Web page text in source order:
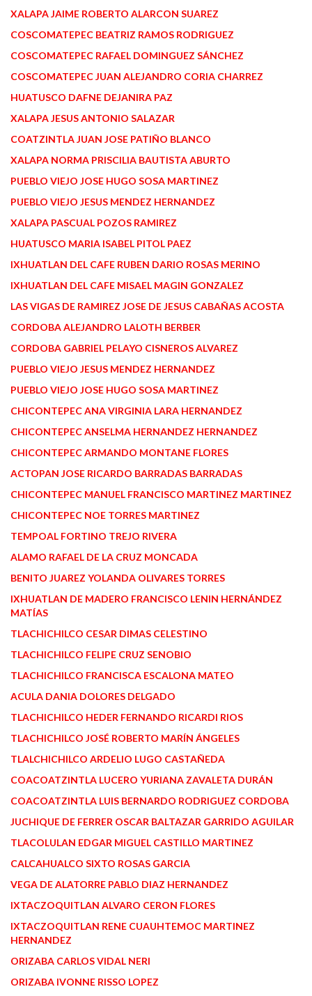
XALAPA JAIME ROBERTO ALARCON SUAREZ
COSCOMATEPEC BEATRIZ RAMOS RODRIGUEZ
COSCOMATEPEC RAFAEL DOMINGUEZ SÁNCHEZ
COSCOMATEPEC JUAN ALEJANDRO CORIA CHARREZ
HUATUSCO DAFNE DEJANIRA PAZ
XALAPA JESUS ANTONIO SALAZAR
COATZINTLA JUAN JOSE PATIÑO BLANCO
XALAPA NORMA PRISCILIA BAUTISTA ABURTO
PUEBLO VIEJO JOSE HUGO SOSA MARTINEZ
PUEBLO VIEJO JESUS MENDEZ HERNANDEZ
XALAPA PASCUAL POZOS RAMIREZ
HUATUSCO MARIA ISABEL PITOL PAEZ
IXHUATLAN DEL CAFE RUBEN DARIO ROSAS MERINO
IXHUATLAN DEL CAFE MISAEL MAGIN GONZALEZ
LAS VIGAS DE RAMIREZ JOSE DE JESUS CABAÑAS ACOSTA
CORDOBA ALEJANDRO LALOTH BERBER
CORDOBA GABRIEL PELAYO CISNEROS ALVAREZ
PUEBLO VIEJO JESUS MENDEZ HERNANDEZ
PUEBLO VIEJO JOSE HUGO SOSA MARTINEZ
CHICONTEPEC ANA VIRGINIA LARA HERNANDEZ
CHICONTEPEC ANSELMA HERNANDEZ HERNANDEZ
CHICONTEPEC ARMANDO MONTANE FLORES
ACTOPAN JOSE RICARDO BARRADAS BARRADAS
CHICONTEPEC MANUEL FRANCISCO MARTINEZ MARTINEZ
CHICONTEPEC NOE TORRES MARTINEZ
TEMPOAL FORTINO TREJO RIVERA
ALAMO RAFAEL DE LA CRUZ MONCADA
BENITO JUAREZ YOLANDA OLIVARES TORRES
IXHUATLAN DE MADERO FRANCISCO LENIN HERNÁNDEZ
MATÍAS
TLACHICHILCO CESAR DIMAS CELESTINO
TLACHICHILCO FELIPE CRUZ SENOBIO
TLACHICHILCO FRANCISCA ESCALONA MATEO
ACULA DANIA DOLORES DELGADO
TLACHICHILCO HEDER FERNANDO RICARDI RIOS
TLACHICHILCO JOSÉ ROBERTO MARÍN ÁNGELES
TLALCHICHILCO ARDELIO LUGO CASTAÑEDA
COACOATZINTLA LUCERO YURIANA ZAVALETA DURÁN
COACOATZINTLA LUIS BERNARDO RODRIGUEZ CORDOBA
JUCHIQUE DE FERRER OSCAR BALTAZAR GARRIDO AGUILAR
TLACOLULAN EDGAR MIGUEL CASTILLO MARTINEZ
CALCAHUALCO SIXTO ROSAS GARCIA
VEGA DE ALATORRE PABLO DIAZ HERNANDEZ
IXTACZOQUITLAN ALVARO CERON FLORES
IXTACZOQUITLAN RENE CUAUHTEMOC MARTINEZ
HERNANDEZ
ORIZABA CARLOS VIDAL NERI
ORIZABA IVONNE RISSO LOPEZ